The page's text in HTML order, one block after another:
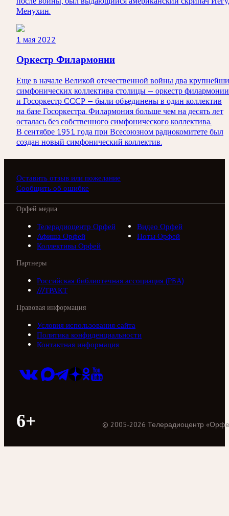
Менухин.
1 мая 2022
Оркестр Филармонии
Еще в начале Великой отечественной войны два
симфонических коллектива столицы — оркестр филармонии
и Госоркестр СССР — были объединены в один коллектив
на базе Госоркестра. Филармония больше чем на десять лет
осталась без собственного симфонического коллектива.
В сентябре 1951 года при Всесоюзном радиокомитете был
создан новый симфонический коллектив.
Оставить отзыв или пожелание
Сообщить об ошибке
Орфей медиа
Телерадиоцентр Орфей
Видео Орфей
Афиша Орфей
Ноты Орфей
Коллективы Орфей
Партнеры
Российская библиотечная ассоциация (РБА)
///ТРАКТ
Правовая информация
Условия использования сайта
Политика конфиденциальности
Контактная информация
6+ © 2005-2026 Телерадиоцентр